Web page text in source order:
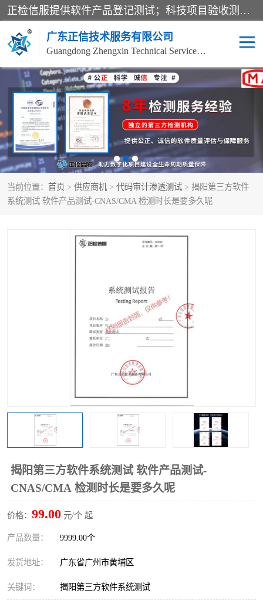
正检信服提供软件产品登记测试；科技项目验收测试；产品确认测试；功能测试；性能测试；安全测试；代码审计测试；漏洞扫描测试；渗透测试；风险评估测试；信息安全等级保护测评；双软认定；实验室建设质量体系建设；软件着作权、软件评测等服务。
广东正信技术服务有限公司
Guangdong Zhengxin Technical Service Co., Ltd
当前位置： 首页 > 供应商机 > 代码审计渗透测试 > 揭阳第三方软件
系统测试 软件产品测试-CNAS/CMA 检测时长是要多久呢
揭阳第三方软件系统测试 软件产品测试-
CNAS/CMA 检测时长是要多久呢
价格： 99.00 元/个 起
产品数量： 9999.00个
发货地址： 广东省广州市黄埔区
关键词： 揭阳第三方软件系统测试
电子政务验收测评 数字信息化验收测评
应用软件系统测试 信息系统漏洞扫描
科技成果鉴定测试 软件产品登记测试
信息安全风险评估 系统性能效率测试